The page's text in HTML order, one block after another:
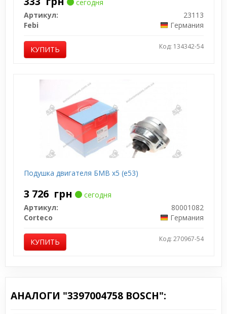
сегодня
Артикул:
23113
Febi
Германия
КУПИТЬ Код: 134342-54
Подушка двигателя БМВ х5 (е53)
3 726 грн
сегодня
Артикул:
80001082
Corteco
Германия
КУПИТЬ Код: 270967-54
АНАЛОГИ "3397004758 BOSCH":